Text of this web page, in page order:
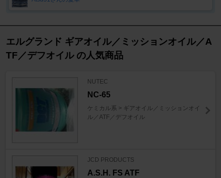
エルグランド ギアオイル／ミッションオイル／A
TF／デフオイル の人気商品
NUTEC
NC-65
ケミカル系 > ギアオイル／ミッションオイ
ル／ATF／デフオイル
JCD PRODUCTS
A.S.H. FS ATF